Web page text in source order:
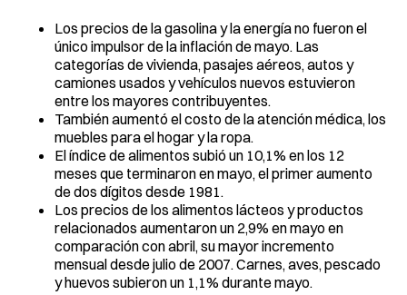
Los precios de la gasolina y la energía no fueron el
único impulsor de la inflación de mayo. Las
categorías de vivienda, pasajes aéreos, autos y
camiones usados ​​y vehículos nuevos estuvieron
entre los mayores contribuyentes.
También aumentó el costo de la atención médica, los
muebles para el hogar y la ropa.
El índice de alimentos subió un 10,1% en los 12
meses que terminaron en mayo, el primer aumento
de dos dígitos desde 1981.
Los precios de los alimentos lácteos y productos
relacionados aumentaron un 2,9% en mayo en
comparación con abril, su mayor incremento
mensual desde julio de 2007. Carnes, aves, pescado
y huevos subieron un 1,1% durante mayo.